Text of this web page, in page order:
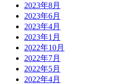
2023年8月
2023年6月
2023年4月
2023年1月
2022年10月
2022年7月
2022年5月
2022年4月